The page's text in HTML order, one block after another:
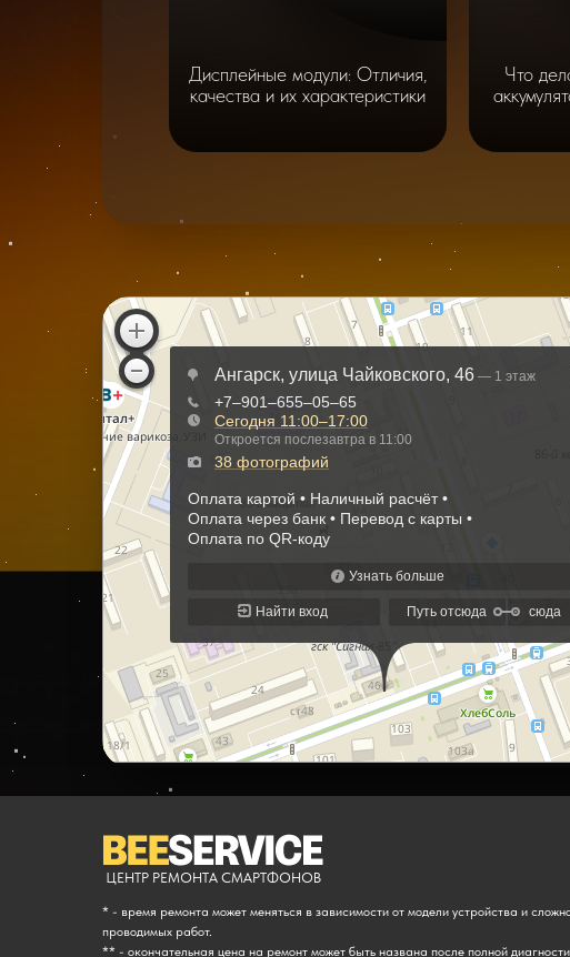
Что
Дисплейные модули: Отличия,
качества и их характеристики
* - время ремонта может меняться в зависимости от модели устройства и
проводимых работ.
** - окончательная цена на ремонт может быть названа после полной
ЦЕНТР РЕМОНТА СМАРТФОНОВ